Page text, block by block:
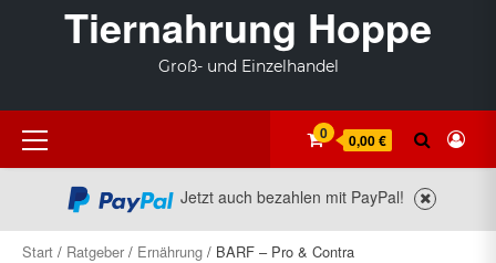
Tiernahrung Hoppe
Groß- und Einzelhandel
Primäres
Menü
0 0,00 €
Jetzt auch bezahlen mit PayPal!
Start / Ratgeber / Ernährung / BARF – Pro & Contra